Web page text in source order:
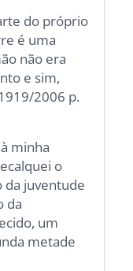
do próprio
é uma
não era
e sim,
2006 p.
minha
o
juventude
da
um
metade